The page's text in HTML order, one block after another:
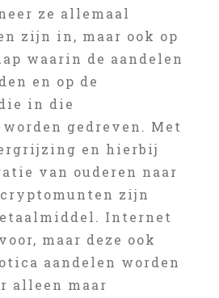
ze allemaal
zijn in, maar ook op
waarin de aandelen
en op de
in die
gedreven. Met
en hierbij
van ouderen naar
zijn
Internet
maar deze ook
aandelen worden
alleen maar